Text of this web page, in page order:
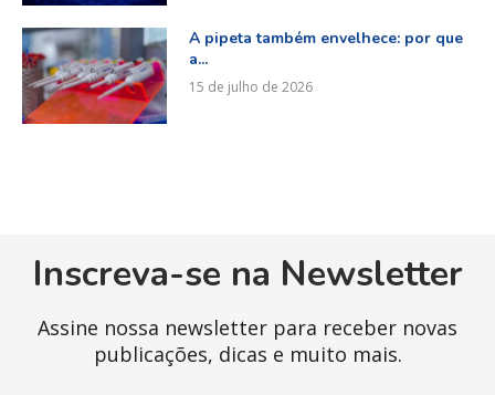
A pipeta também envelhece: por que
a...
15 de julho de 2026
Inscreva-se na Newsletter
Assine nossa newsletter para receber novas
publicações, dicas e muito mais.